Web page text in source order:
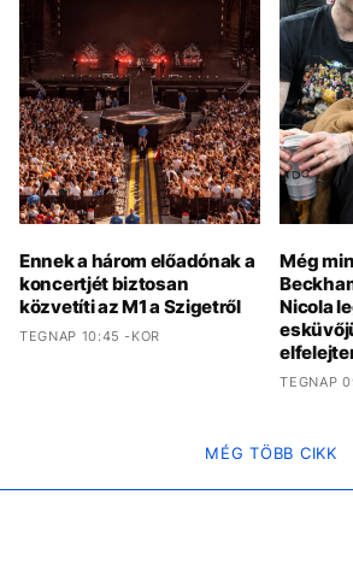
Ennek a három előadónak a
koncertjét biztosan
közvetíti az M1 a Szigetről
TEGNAP 10:45 -KOR
Még
Nicola
TEGNAP
MÉG TÖBB CIKK